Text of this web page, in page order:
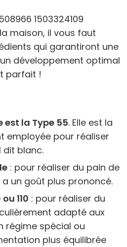
maison, il vous faut
qui garantiront une
développement optimal
parfait !
est la Type 55. Elle est la
employée pour réaliser
dit blanc.
: pour réaliser du pain de
a un goût plus prononcé.
110 : pour réaliser du
adapté aux
régime spécial ou
plus équilibrée